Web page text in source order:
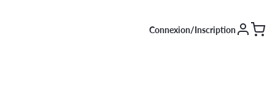
Connexion/Inscription